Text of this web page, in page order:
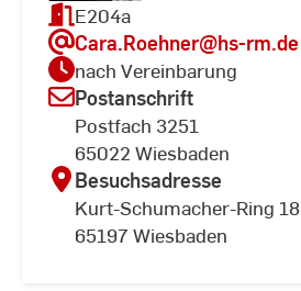
E204a
Cara.Roehner@hs-rm.de
nach Vereinbarung
Postanschrift
Postfach 3251
65022 Wiesbaden
Besuchsadresse
Kurt-Schumacher-Ring 18
65197 Wiesbaden